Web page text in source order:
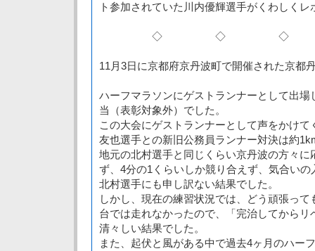
ト参加されていた川内優輝選手がくわしく
◇ ◇ ◇
11月3日に京都府京丹波町で開催された京都
ハーフマラソンにゲストランナーとして出場
当（表彰対象外）でした。
この大会にゲストランナーとして声をかけ
友也選手との新旧公務員ランナー対決は約
地元の北村選手と同じくらい京丹波の方々に
ず、4分の1くらいしか競り合えず、気合い
北村選手にも申し訳ない結果でした。
しかし、現在の練習状況では、どう頑張っ
台では走れなかったので、「完治してからリ
清々しい結果でした。
また、起伏と風がある中で過去4ヶ月のハー